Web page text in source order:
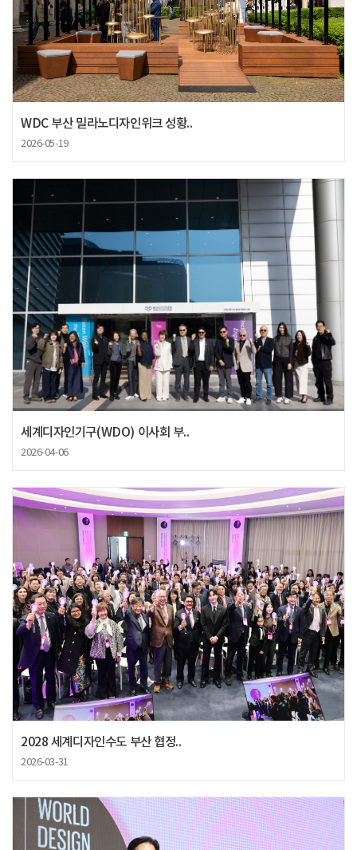
WDC 부산 밀라노디자인위크 성황..
2026-05-19
세계디자인기구(WDO) 이사회 부..
2026-04-06
2028 세계디자인수도 부산 협정..
2026-03-31